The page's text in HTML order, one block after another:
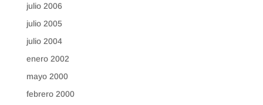
julio 2006
julio 2005
julio 2004
enero 2002
mayo 2000
febrero 2000